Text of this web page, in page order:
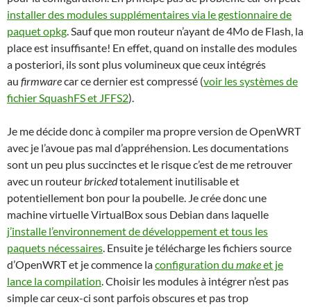
installer des modules supplémentaires via le gestionnaire de
paquet opkg. Sauf que mon routeur n’ayant de 4Mo de Flash, la
place est insuffisante! En effet, quand on installe des modules
a posteriori, ils sont plus volumineux que ceux intégrés
au firmwarecar ce dernier est compressé (voir les systèmes de
fichier SquashFS et JFFS2).
Je me décide donc à compiler ma propre version de OpenWRT
avec je l’avoue pas mal d’appréhension. Les documentations
sont un peu plus succinctes et le risque c’est de me retrouver
avec un routeurbrickedtotalement inutilisable et
potentiellement bon pour la poubelle. Je crée donc une
machine virtuelle VirtualBox sous Debian dans laquelle
j’installe l’environnement de développement et tous les
paquets nécessaires. Ensuite je télécharge les fichiers source
d’OpenWRT et je commence laconfiguration du makeet je
lance la compilation. Choisir les modules à intégrer n’est pas
simple car ceux-ci sont parfois obscures et pas trop